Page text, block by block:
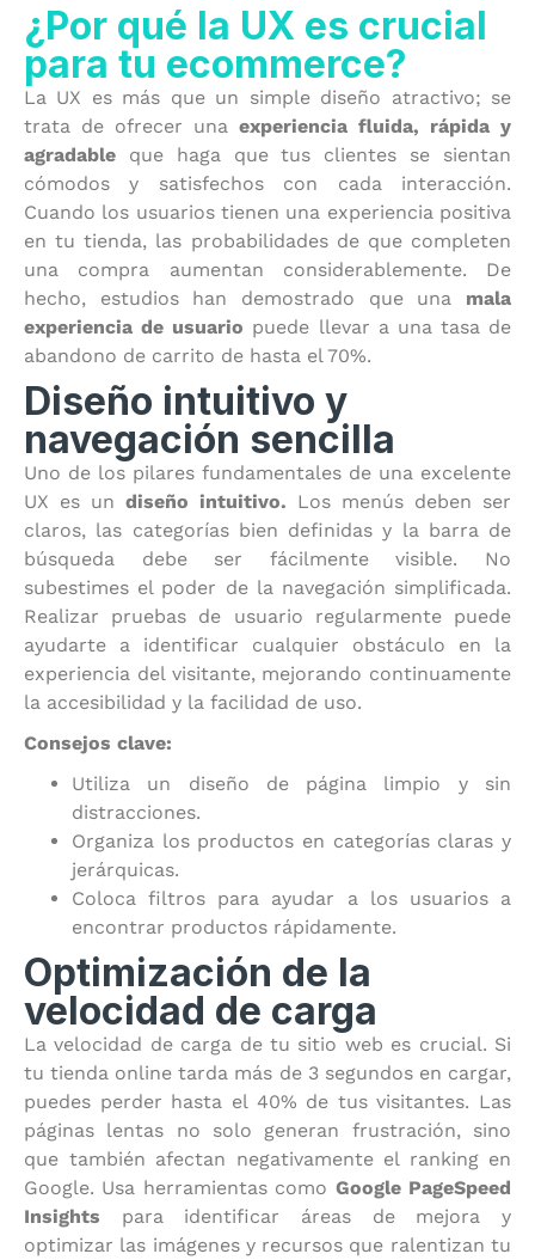
¿Por qué la UX es crucial
para tu ecommerce?
La UX es más que un simple diseño atractivo; se
trata de ofrecer una experiencia fluida, rápida y
agradable que haga que tus clientes se sientan
cómodos y satisfechos con cada interacción.
Cuando los usuarios tienen una experiencia positiva
en tu tienda, las probabilidades de que completen
una compra aumentan considerablemente. De
hecho, estudios han demostrado que una mala
experiencia de usuario puede llevar a una tasa de
abandono de carrito de hasta el 70%.
Diseño intuitivo y
navegación sencilla
Uno de los pilares fundamentales de una excelente
UX es un diseño intuitivo. Los menús deben ser
claros, las categorías bien definidas y la barra de
búsqueda debe ser fácilmente visible. No
subestimes el poder de la navegación simplificada.
Realizar pruebas de usuario regularmente puede
ayudarte a identificar cualquier obstáculo en la
experiencia del visitante, mejorando continuamente
la accesibilidad y la facilidad de uso.
Consejos clave:
Utiliza un diseño de página limpio y sin
distracciones.
Organiza los productos en categorías claras y
jerárquicas.
Coloca filtros para ayudar a los usuarios a
encontrar productos rápidamente.
Optimización de la
velocidad de carga
La velocidad de carga de tu sitio web es crucial. Si
tu tienda online tarda más de 3 segundos en cargar,
puedes perder hasta el 40% de tus visitantes. Las
páginas lentas no solo generan frustración, sino
que también afectan negativamente el ranking en
Google. Usa herramientas como Google PageSpeed
Insights para identificar áreas de mejora y
optimizar las imágenes y recursos que ralentizan tu